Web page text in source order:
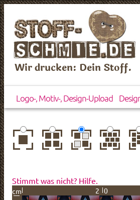
Wir drucken: Dein Stoff.
Logo-, Motiv-, Design-Upload
zentriert
einfach
wiederholt
gespiegelthorizontal
versetzt
Stimmt was nicht? Hilfe.
cm 20